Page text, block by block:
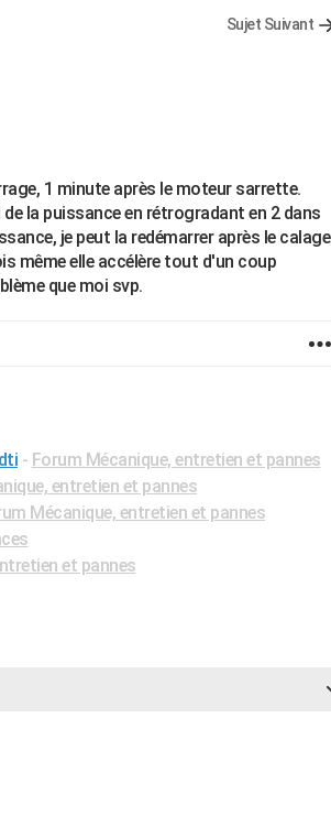
Sujet Suivant
1 minute après le moteur sarrette.
la puissance en rétrogradant en 2 dans
je peut la redémarrer après le calage
même elle accélère tout d'un coup
que moi svp.
- Forum Mécanique, entretien et pannes
entretien et pannes
Mécanique, entretien et pannes
et pannes